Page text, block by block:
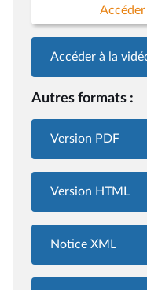
Accéder
Accéder à la
Autres formats :
Version PDF
Version HTML
Notice XML